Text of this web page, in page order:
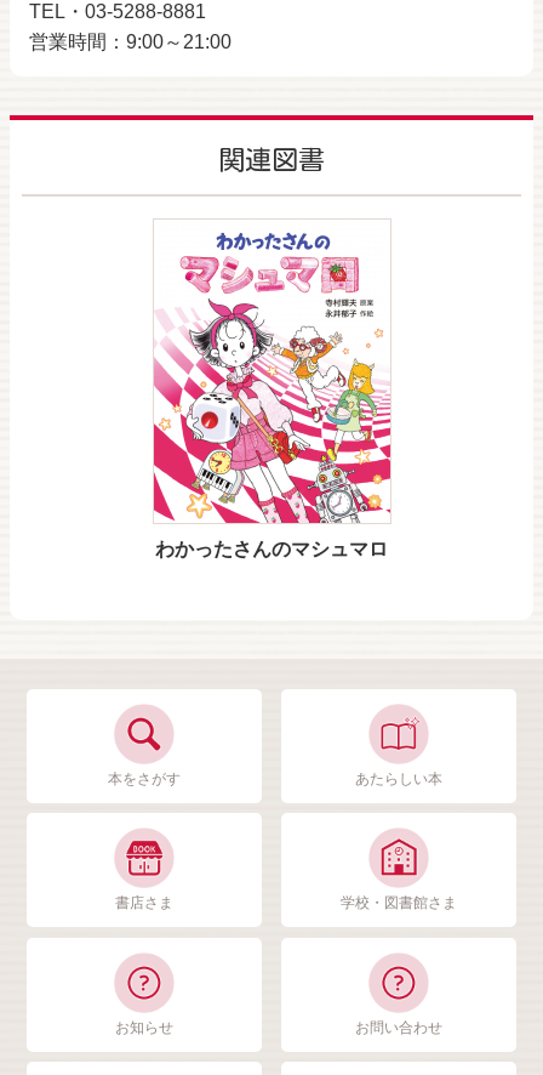
TEL・03-5288-8881
営業時間：9:00～21:00
関連図書
わかったさんのマシュマロ
本をさがす あたらしい本
書店さま 学校・図書館さま
お知らせ お問い合わせ